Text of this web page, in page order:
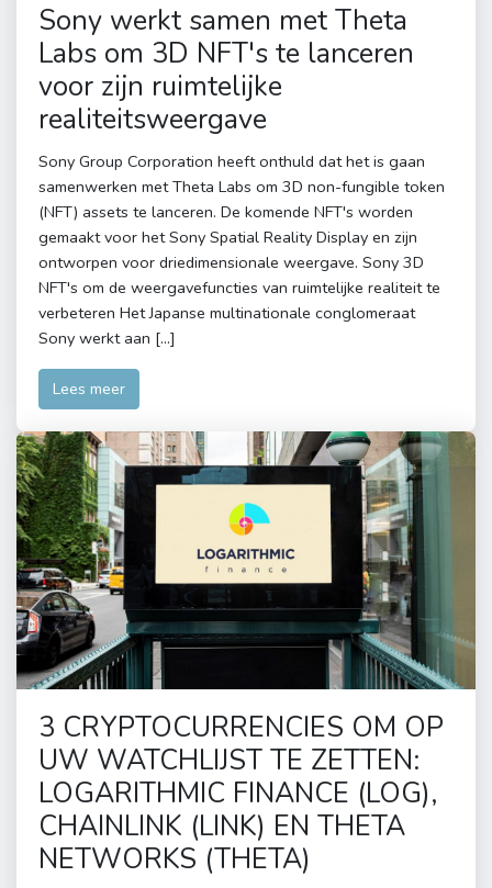
Sony werkt samen met Theta
Labs om 3D NFT's te lanceren
voor zijn ruimtelijke
realiteitsweergave
Sony Group Corporation heeft onthuld dat het is gaan
samenwerken met Theta Labs om 3D non-fungible token
(NFT) assets te lanceren. De komende NFT's worden
gemaakt voor het Sony Spatial Reality Display en zijn
ontworpen voor driedimensionale weergave. Sony 3D
NFT's om de weergavefuncties van ruimtelijke realiteit te
verbeteren Het Japanse multinationale conglomeraat
Sony werkt aan […]
Lees meer
3 CRYPTOCURRENCIES OM OP
UW WATCHLIJST TE ZETTEN:
LOGARITHMIC FINANCE (LOG),
CHAINLINK (LINK) EN THETA
NETWORKS (THETA)